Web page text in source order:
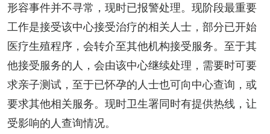
形容事件并不寻常，现时已报警处理。现阶段最重要
工作是接受该中心接受治疗的相关人士，部分已开始
医疗生殖程序，会转介至其他机构接受服务。至于其
他接受服务的人，会由该中心继续处理，需要时可要
求亲子测试，至于已怀孕的人士也可向中心查询，或
要求其他相关服务。现时卫生署同时有提供热线，让
受影响的人查询情况。